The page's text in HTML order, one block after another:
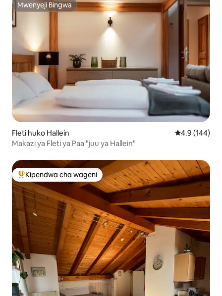
Mwenyeji Bingwa
Mwenyeji Bingwa
Fleti huko Hallein Ukadiriaji wa
4.9 (144)
Makazi ya Fleti ya Paa "juu ya Hallein"
Kipendwa maarufu cha wageni
Kipendwa cha wageni